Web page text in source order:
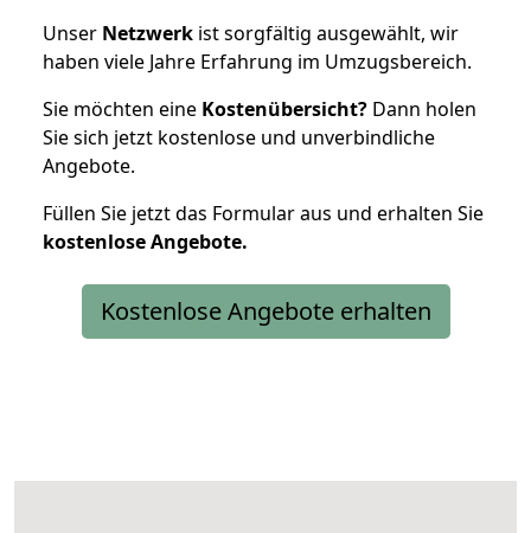
Unser Netzwerk ist sorgfältig ausgewählt, wir
haben viele Jahre Erfahrung im Umzugsbereich.
Sie möchten eine Kostenübersicht? Dann holen
Sie sich jetzt kostenlose und unverbindliche
Angebote.
Füllen Sie jetzt das Formular aus und erhalten Sie
kostenloseAngebote.
Kostenlose Angebote erhalten